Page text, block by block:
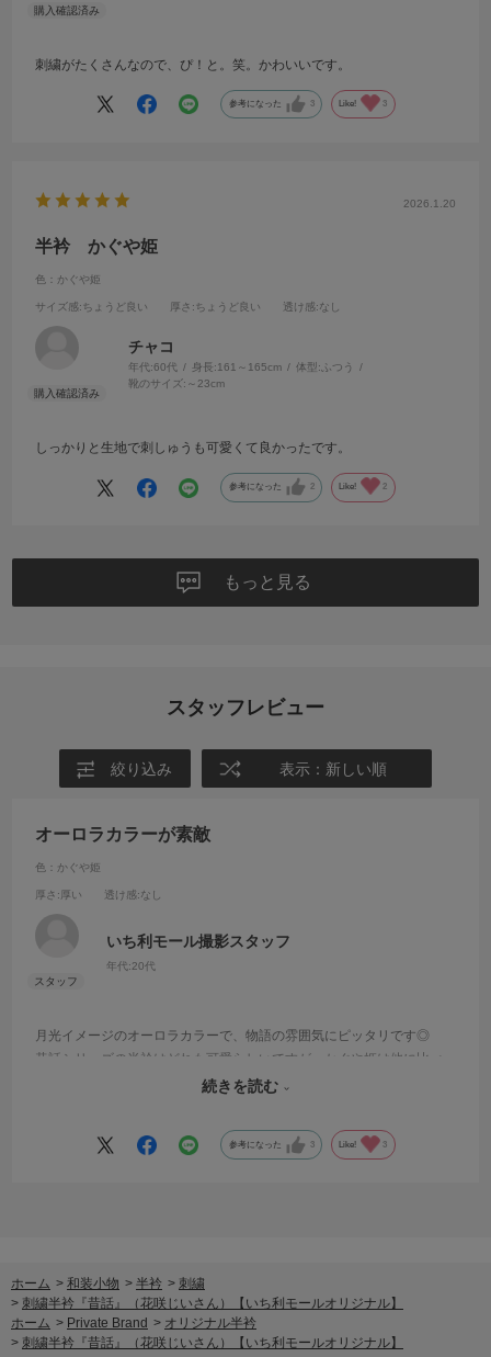
刺繍がたくさんなので、ぴ！と。笑。かわいいです。
参考になった 3 Like! 3
2026.1.20
半衿 かぐや姫
色：かぐや姫
サイズ感:ちょうど良い 厚さ :ちょうど良い 透け感:なし
チャコ
年代:60代 身長:161～165cm 体型: ふつう
靴のサイズ: ～23cm
しっかりと生地で刺しゅうも可愛くて良かったです。
参考になった 2 Like! 2
もっと見る
スタッフレビュー
絞り込み 表示：新しい順
オーロラカラーが素敵
色：かぐや姫
厚さ :厚い 透け感:なし
いち利モール撮影スタッフ
年代:20代
月光イメージのオーロラカラーで、物語の雰囲気にピッタリです◎
昔話シリーズの半衿はどれも可愛らしいですが、かぐや姫は他に比べ
ても大人っぽい雰囲気なので挑戦しやすいと思います！
続きを読む
参考になった 3 Like! 3
ホーム > 和装小物 > 半衿 > 刺繍
> 刺繍半衿『昔話』（花咲じいさん）【いち利モールオリジナル】
ホーム > Private Brand > オリジナル半衿
> 刺繍半衿『昔話』（花咲じいさん）【いち利モールオリジナル】